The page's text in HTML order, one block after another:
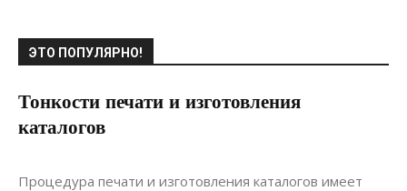
ЭТО ПОПУЛЯРНО!
Тонкости печати и изготовления
каталогов
07.01.2021
Процедура печати и изготовления каталогов имеет